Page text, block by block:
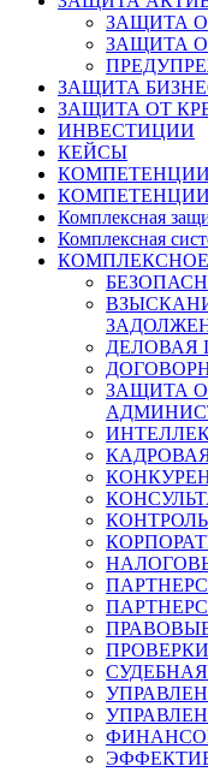
ЗАЩИТА
ЗАЩИТА
ЗАЩИТА
ЗАЩИТА ОТ
ИНВЕСТИЦИИ
КЕЙСЫ
КОМПЕТЕНЦИИ
Комплексная
Комплексная
ДЕЛОВАЯ
ЗАЩИТА